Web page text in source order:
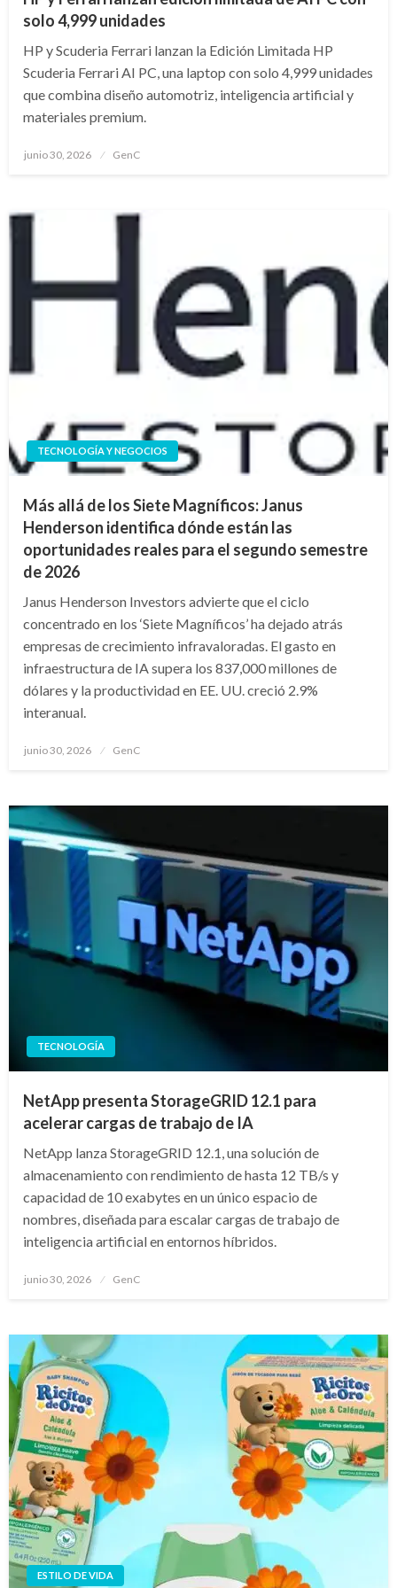
solo 4,999 unidades
HP y Scuderia Ferrari lanzan la Edición Limitada HP
Scuderia Ferrari AI PC, una laptop con solo 4,999 unidades
que combina diseño automotriz, inteligencia artificial y
materiales premium.
Publicado
junio 30, 2026 GenC
TECNOLOGÍA Y NEGOCIOS
Más allá de los Siete Magníficos: Janus
Henderson identifica dónde están las
oportunidades reales para el segundo semestre
de 2026
Janus Henderson Investors advierte que el ciclo
concentrado en los ‘Siete Magníficos’ ha dejado atrás
empresas de crecimiento infravaloradas. El gasto en
infraestructura de IA supera los 837,000 millones de
dólares y la productividad en EE. UU. creció 2.9%
interanual.
Publicado
junio 30, 2026 GenC
TECNOLOGÍA
NetApp presenta StorageGRID 12.1 para
acelerar cargas de trabajo de IA
NetApp lanza StorageGRID 12.1, una solución de
almacenamiento con rendimiento de hasta 12 TB/s y
capacidad de 10 exabytes en un único espacio de
nombres, diseñada para escalar cargas de trabajo de
inteligencia artificial en entornos híbridos.
Publicado
junio 30, 2026 GenC
ESTILO DE VIDA